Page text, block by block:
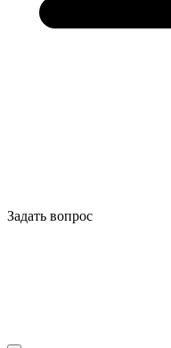
Задать вопрос